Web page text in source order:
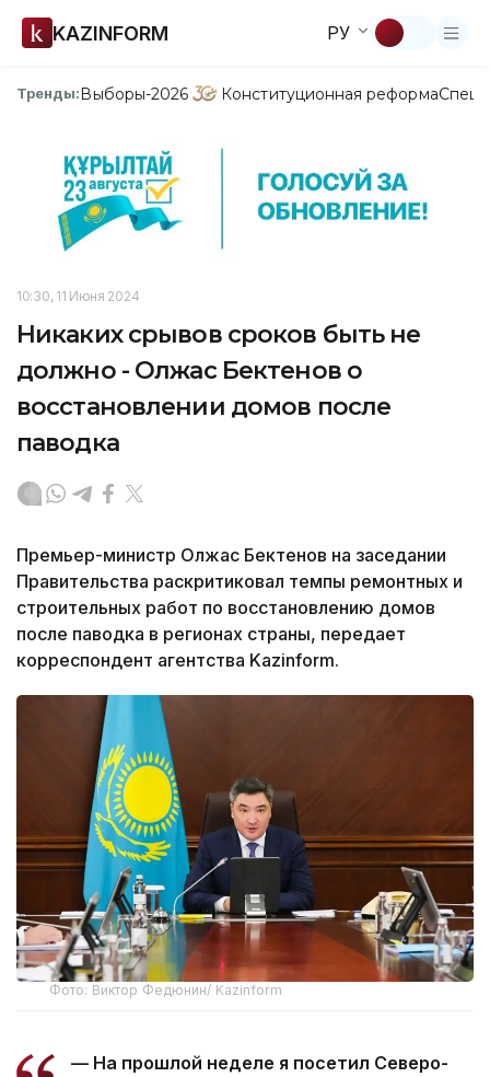
KAZINFORM РУ
Тренды:Выборы-2026 Конституционная реформа
10:30, 11 Июня 2024
Никаких срывов сроков быть не
должно - Олжас Бектенов о
восстановлении домов после
паводка
Премьер-министр Олжас Бектенов на заседании
Правительства раскритиковал темпы ремонтных и
строительных работ по восстановлению домов
после паводка в регионах страны, передает
корреспондент агентства Kazinform.
Фото: Виктор Федюнин/ Kazinform
— На прошлой неделе я посетил Северо-